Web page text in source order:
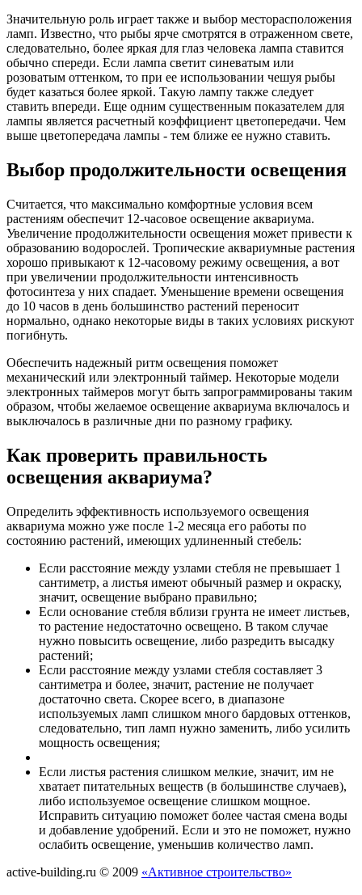
Значительную роль играет также и выбор месторасположения
ламп. Известно, что рыбы ярче смотрятся в отраженном свете,
следовательно, более яркая для глаз человека лампа ставится
обычно спереди. Если лампа светит синеватым или
розоватым оттенком, то при ее использовании чешуя рыбы
будет казаться более яркой. Такую лампу также следует
ставить впереди. Еще одним существенным показателем для
лампы является расчетный коэффициент цветопередачи. Чем
выше цветопередача лампы - тем ближе ее нужно ставить.
Выбор продолжительности освещения
Считается, что максимально комфортные условия всем
растениям обеспечит 12-часовое освещение аквариума.
Увеличение продолжительности освещения может привести к
образованию водорослей. Тропические аквариумные растения
хорошо привыкают к 12-часовому режиму освещения, а вот
при увеличении продолжительности интенсивность
фотосинтеза у них спадает. Уменьшение времени освещения
до 10 часов в день большинство растений переносит
нормально, однако некоторые виды в таких условиях рискуют
погибнуть.
Обеспечить надежный ритм освещения поможет
механический или электронный таймер. Некоторые модели
электронных таймеров могут быть запрограммированы таким
образом, чтобы желаемое освещение аквариума включалось и
выключалось в различные дни по разному графику.
Как проверить правильность
освещения аквариума?
Определить эффективность используемого освещения
аквариума можно уже после 1-2 месяца его работы по
состоянию растений, имеющих удлиненный стебель:
Если расстояние между узлами стебля не превышает 1
сантиметр, а листья имеют обычный размер и окраску,
значит, освещение выбрано правильно;
Если основание стебля вблизи грунта не имеет листьев,
то растение недостаточно освещено. В таком случае
нужно повысить освещение, либо разредить высадку
растений;
Если расстояние между узлами стебля составляет 3
сантиметра и более, значит, растение не получает
достаточно света. Скорее всего, в диапазоне
используемых ламп слишком много бардовых оттенков,
следовательно, тип ламп нужно заменить, либо усилить
мощность освещения;
Если листья растения слишком мелкие, значит, им не
хватает питательных веществ (в большинстве случаев),
либо используемое освещение слишком мощное.
Исправить ситуацию поможет более частая смена воды
и добавление удобрений. Если и это не поможет, нужно
ослабить освещение, уменьшив количество ламп.
active-building.ru © 2009 «Активное строительство»